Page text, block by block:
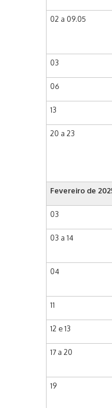
02 a 09.05
03
06
13
20 a 23
Fevereiro de
03
03 a 14
04
11
12 e 13
17 a 20
19